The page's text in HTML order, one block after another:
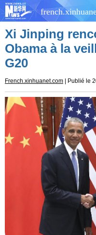
CHINE
CULTURE
SANTÉ
SCI&TECH
TOURISME
DOSSIERS
VIDÉOS
Xi Jinping
Obama à la
G20
French.xinhuanet.com | Publié le